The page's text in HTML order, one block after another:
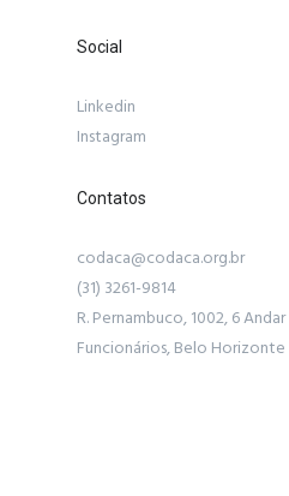
Social
Linkedin
Instagram
Contatos
codaca@codaca.org.br
(31) 3261-9814
R. Pernambuco, 1002, 6 Andar
Funcionários, Belo Horizonte